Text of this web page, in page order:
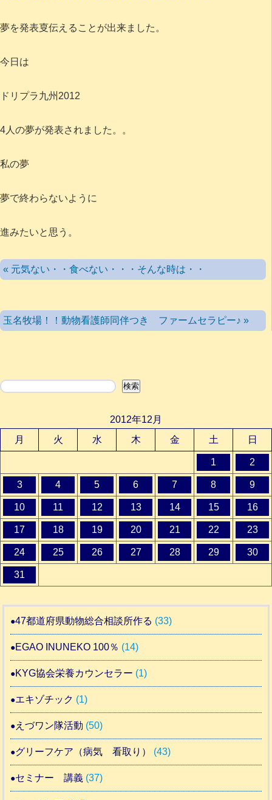
夢を発表㕝伝えることが出来ました。
今日は
ドリプラ九州2012
4人の夢が発表されました。。
私の夢
夢で終わらないように
進みたいと思う。
« 元気ない・・食べない・・・そんな時は・・
玉名牧場！！動物看護師同伴つき ファームセラピー♪ »
検索 検索
2012年12月
月
火 水 木 金 土 日
1 2
3 4 5 6 7 8 9
10 11 12 13 14 15 16
17 18 19 20 21 22 23
24 25 26 27 28 29 30
31
47都道府県動物総合相談所作る (33)
EGAO INUNEKO 100％ (14)
KYG協会栄養カウンセラー (1)
エキゾチック (1)
えづワン隊活動 (50)
グリーフケア（病気 看取り） (43)
セミナー 講義 (37)